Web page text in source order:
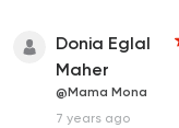
Donia Eglal
Maher
@Mama Mona
7 years ago